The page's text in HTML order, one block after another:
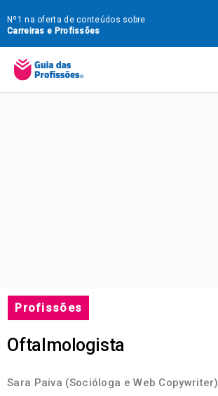
para
o
conteúdo
Nº1 na oferta de conteúdos sobre
Carreiras e Profissões
Profissões
Oftalmologista
Sara Paiva (Socióloga e Web Copywriter)